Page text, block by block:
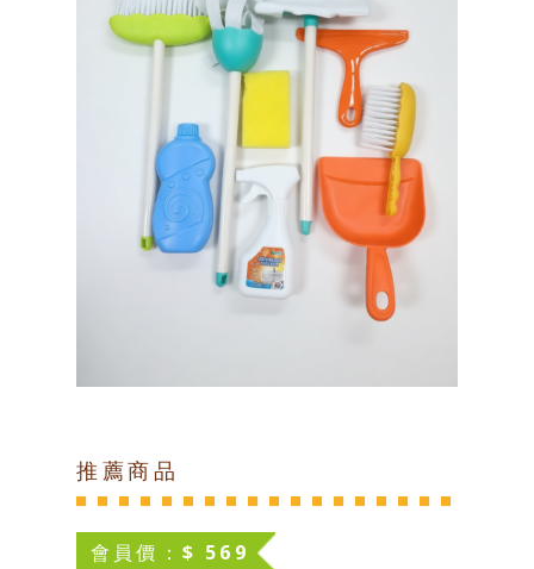
推薦商品
會員價：$ 569